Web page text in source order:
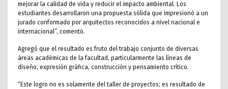
mejorar la calidad de vida y reducir el impacto ambiental. Los
estudiantes desarrollaron una propuesta sólida que impresionó a un
jurado conformado por arquitectos reconocidos a nivel nacional e
internacional”, comentó.
Agregó que el resultado es fruto del trabajo conjunto de diversas
áreas académicas de la facultad, particularmente las líneas de
diseño, expresión gráfica, construcción y pensamiento crítico.
“Este logro no es solamente del taller de proyectos; es resultado de